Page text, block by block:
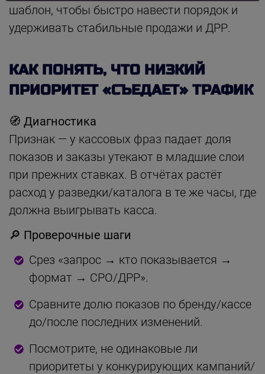
шаблон, чтобы быстро навести порядок и
удерживать стабильные продажи и ДРР.
КАК ПОНЯТЬ, ЧТО НИЗКИЙ
ПРИОРИТЕТ «СЪЕДАЕТ» ТРАФИК
🧭 Диагностика
Признак — у кассовых фраз падает доля
показов и заказы утекают в младшие слои
при прежних ставках. В отчётах растёт
расход у разведки/каталога в те же часы, где
должна выигрывать касса.
🔎 Проверочные шаги
Срез «запрос → кто показывается →
формат → CPO/ДРР».
Сравните долю показов по бренду/кассе
до/после последних изменений.
Посмотрите, не одинаковые ли
приоритеты у конкурирующих кампаний/